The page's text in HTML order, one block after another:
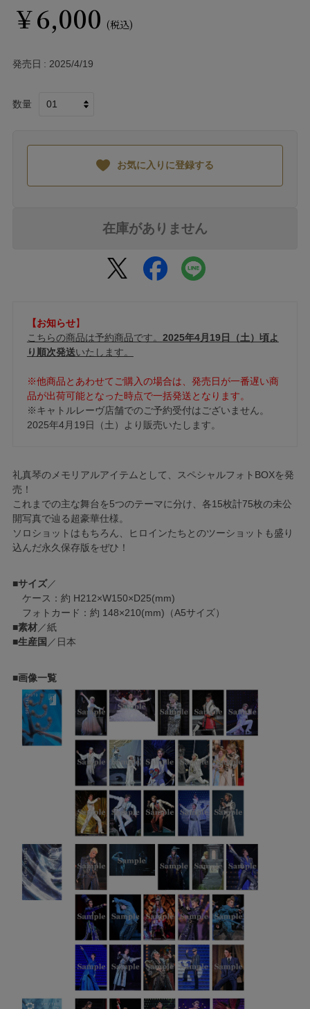
￥6,000 (税込)
発売日 2025/4/19
数量
お気に入りに登録する
在庫がありません
【お知らせ】
こちらの商品は予約商品です。 2025年4月19日（土）頃よ
り順次発送いたします。
※他商品とあわせてご購入の場合は、発売日が一番遅い商
品が出荷可能となった時点で一括発送となります。
※キャトルレーヴ店舗でのご予約受付はございません。
2025年4月19日（土）より販売いたします。
礼真琴のメモリアルアイテムとして、スペシャルフォトBOXを発
売！
これまでの主な舞台を5つのテーマに分け、各15枚計75枚の未公
開写真で辿る超豪華仕様。
ソロショットはもちろん、ヒロインたちとのツーショットも盛り
込んだ永久保存版をぜひ！
■サイズ／
ケース：約 H212×W150×D25(mm)
フォトカード：約 148×210(mm)（A5サイズ）
■素材／紙
■生産国 ／日本
■画像一覧